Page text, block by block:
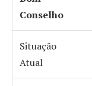
Conselho
Situação
Atual